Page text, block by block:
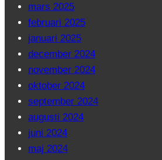
mars 2025
februari 2025
januari 2025
december 2024
november 2024
oktober 2024
september 2024
augusti 2024
juni 2024
maj 2024